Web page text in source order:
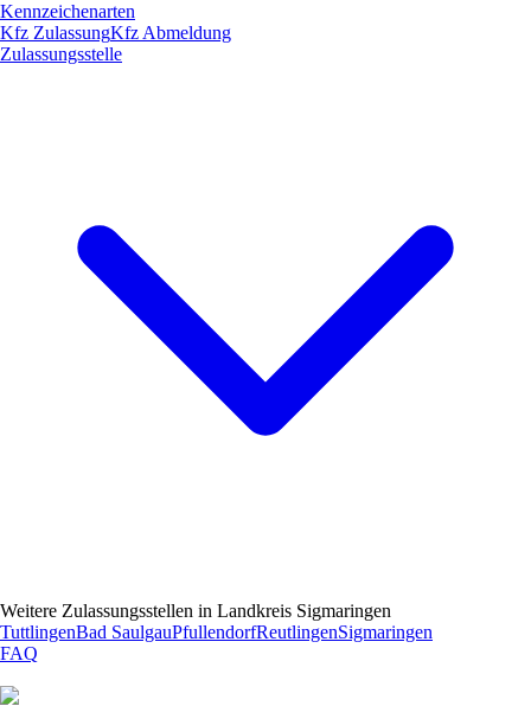
Kennzeichenarten
Kfz ZulassungKfz Abmeldung
Zulassungsstelle
Weitere Zulassungsstellen in Landkreis Sigmaringen
TuttlingenBad SaulgauPfullendorfReutlingenSigmaringen
FAQ